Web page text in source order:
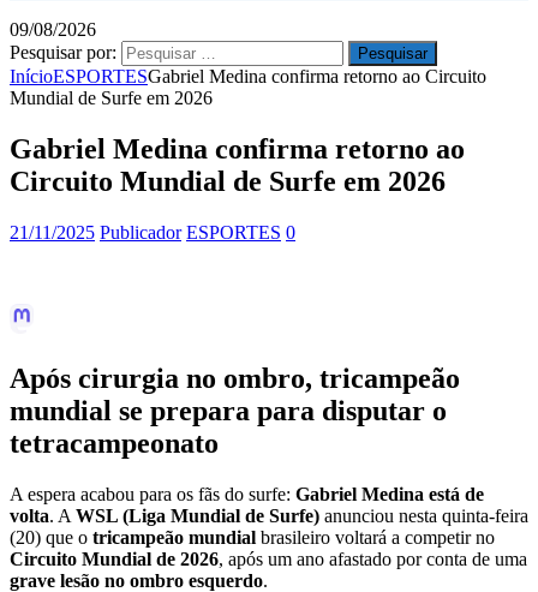
09/08/2026
Pesquisar por:
InícioESPORTESGabriel Medina confirma retorno ao Circuito
Mundial de Surfe em 2026
Gabriel Medina confirma retorno ao
Circuito Mundial de Surfe em 2026
21/11/2025 Publicador ESPORTES 0
Após cirurgia no ombro, tricampeão
mundial se prepara para disputar o
tetracampeonato
A espera acabou para os fãs do surfe: Gabriel Medina está de
volta. A WSL (Liga Mundial de Surfe) anunciou nesta quinta-feira
(20) que o tricampeão mundial brasileiro voltará a competir no
Circuito Mundial de 2026, após um ano afastado por conta de uma
grave lesão no ombro esquerdo.